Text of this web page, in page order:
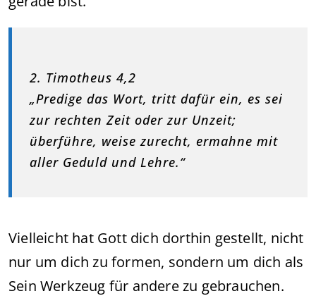
2. Timotheus 4,2
„Predige das Wort, tritt dafür ein, es sei
zur rechten Zeit oder zur Unzeit;
überführe, weise zurecht, ermahne mit
aller Geduld und Lehre.“
Vielleicht hat Gott dich dorthin gestellt, nicht
nur um dich zu formen, sondern um dich als
Sein Werkzeug für andere zu gebrauchen.